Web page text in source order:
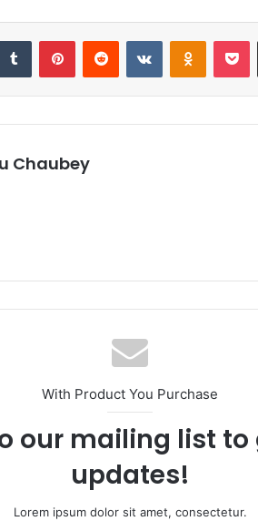
Chaubey
With Product You Purchase
our mailing list to
updates!
Lorem ipsum dolor sit amet, consectetur.